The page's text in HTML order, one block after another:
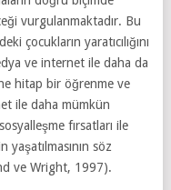
vurgulanmaktadır. Bu
çocukların yaratıcılığını
ve internet ile daha da
hitap bir öğrenme ve
ile daha mümkün
fırsatları ile
söz
ve Wright, 1997).